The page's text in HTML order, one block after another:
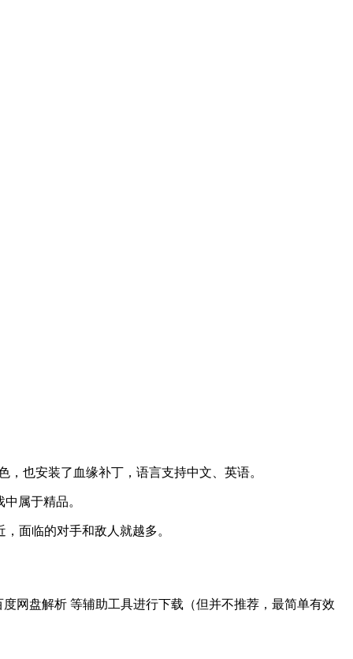
，也安装了血缘补丁，语言支持中文、英语。
属于精品。
面临的对手和敌人就越多。
网盘解析 等辅助工具进行下载（但并不推荐，最简单有效